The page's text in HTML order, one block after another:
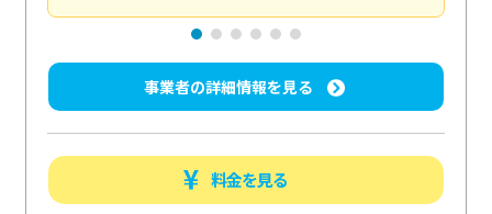
事業者の詳細情報を見る
料金を見る